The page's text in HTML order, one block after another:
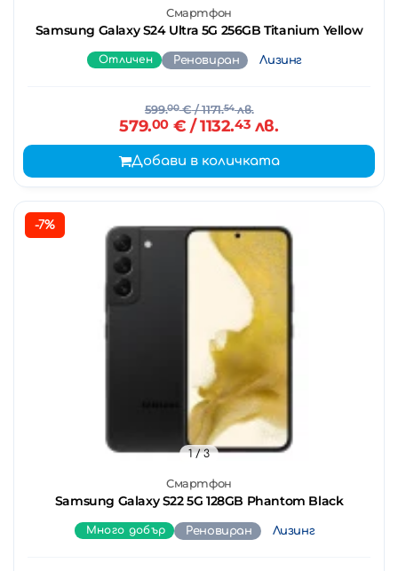
Смартфон
Samsung Galaxy S24 Ultra 5G 256GB Titanium Yellow
Отличен Реновиран Лизинг
599.00€/ 1171.54лв.
579.00€ / 1132.43 лв.
Добави в количката
-7%
Смартфон
Samsung Galaxy S22 5G 128GB Phantom Black
1/ 3
Много добър Реновиран Лизинг